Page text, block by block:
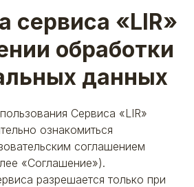
сервиса «LIR»
обработки
данных
Сервиса «LIR»
ознакомиться
соглашением
«Соглашение»).
разрешается только при